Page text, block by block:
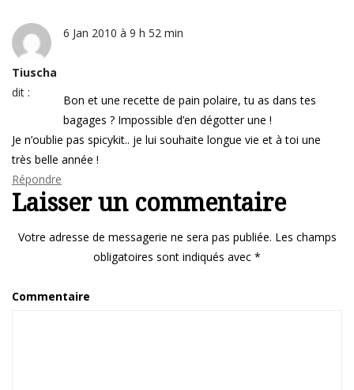
Tiuscha
dit :
6 Jan 2010 à 9 h 52 min
Bon et une recette de pain polaire, tu as dans tes
bagages ? Impossible d’en dégotter une !
Je n’oublie pas spicykit.. je lui souhaite longue vie et à toi une
très belle année !
Répondre
Laisser un commentaire
Votre adresse de messagerie ne sera pas publiée. Les champs
obligatoires sont indiqués avec *
Commentaire